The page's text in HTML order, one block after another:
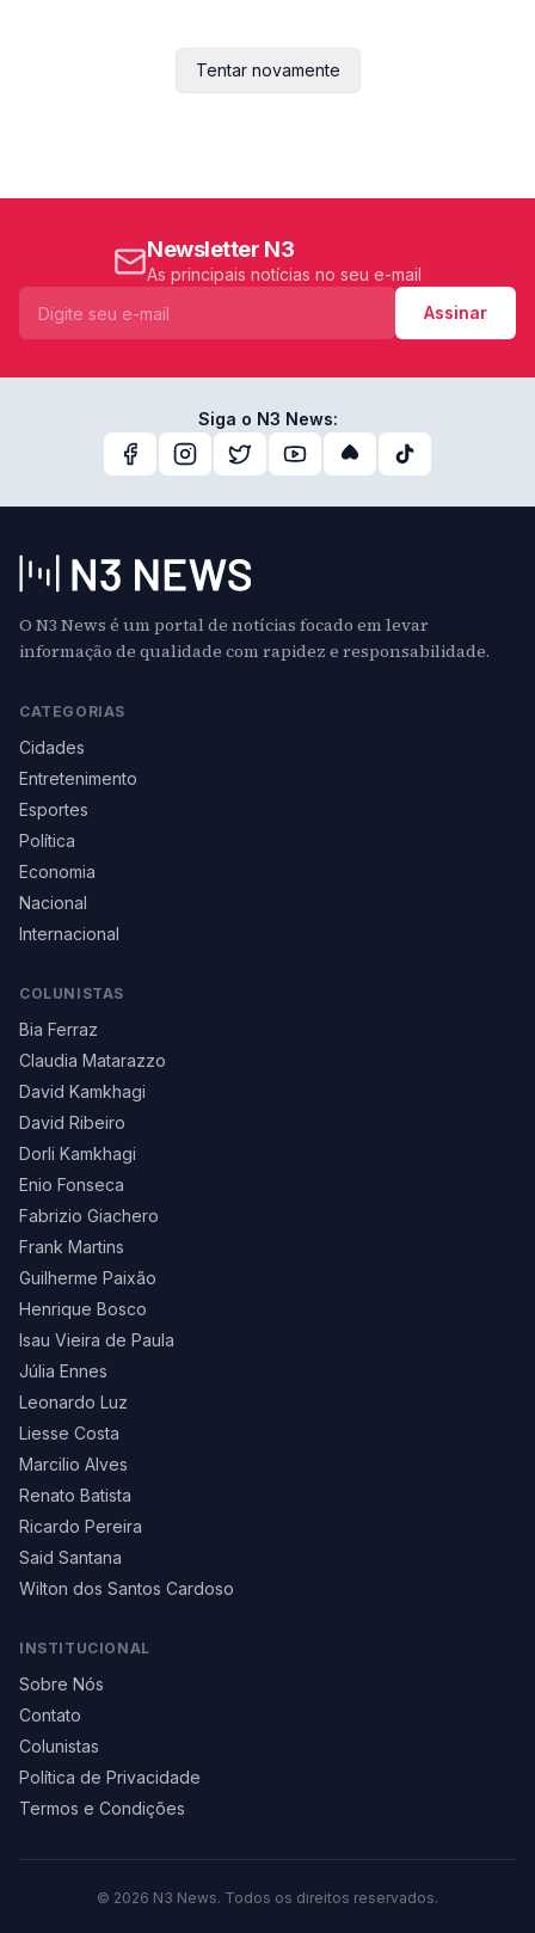
Tentar novamente
Newsletter N3
As principais notícias no seu e-mail
Assinar
Siga o N3 News:
O N3 News é um portal de notícias focado em levar
informação de qualidade com rapidez e responsabilidade.
CATEGORIAS
Cidades
Entretenimento
Esportes
Política
Economia
Nacional
Internacional
COLUNISTAS
Bia Ferraz
Claudia Matarazzo
David Kamkhagi
David Ribeiro
Dorli Kamkhagi
Enio Fonseca
Fabrizio Giachero
Frank Martins
Guilherme Paixão
Henrique Bosco
Isau Vieira de Paula
Júlia Ennes
Leonardo Luz
Liesse Costa
Marcilio Alves
Renato Batista
Ricardo Pereira
Said Santana
Wilton dos Santos Cardoso
INSTITUCIONAL
Sobre Nós
Contato
Colunistas
Política de Privacidade
Termos e Condições
© 2026 N3 News. Todos os direitos reservados.